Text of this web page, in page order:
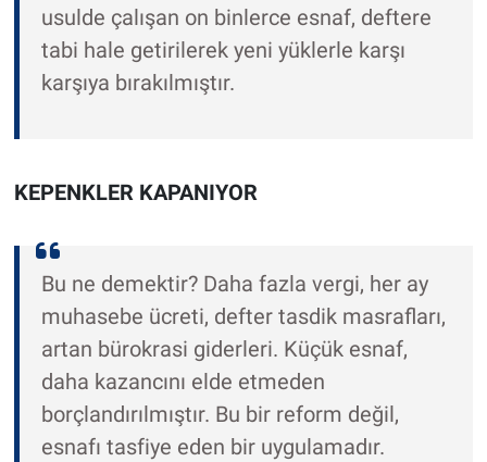
usulde çalışan on binlerce esnaf, deftere
tabi hale getirilerek yeni yüklerle karşı
karşıya bırakılmıştır.
KEPENKLER KAPANIYOR
Bu ne demektir? Daha fazla vergi, her ay
muhasebe ücreti, defter tasdik masrafları,
artan bürokrasi giderleri. Küçük esnaf,
daha kazancını elde etmeden
borçlandırılmıştır. Bu bir reform değil,
esnafı tasfiye eden bir uygulamadır.